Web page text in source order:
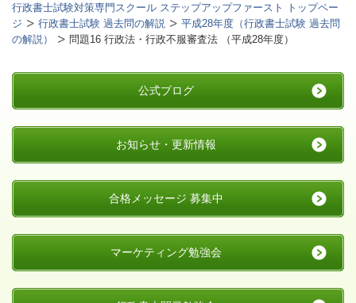
行政書士試験対策専門スクール ステップアップファースト トップペー
ジ
行政書士試験 過去問の解説
平成28年度（行政書士試験 過去問
の解説）
問題16 行政法・行政不服審査法 （平成28年度）
公式ブログ
お知らせ・更新情報
合格メッセージ 募集中
マーケティング勉強会